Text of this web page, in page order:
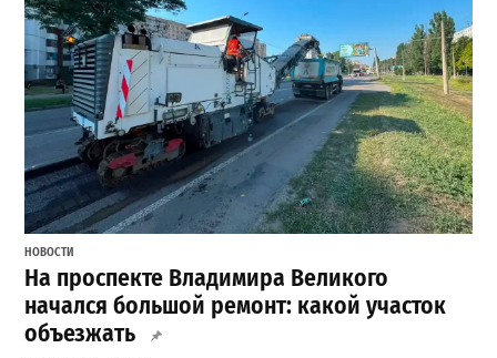
НОВОСТИ
На проспекте Владимира Великого
начался большой ремонт: какой участок
объезжать